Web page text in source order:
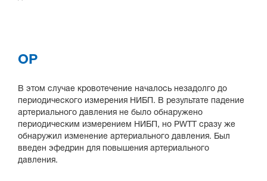
ОР
В этом случае кровотечение началось незадолго до
периодического измерения НИБП. В результате падение
артериального давления не было обнаружено
периодическим измерением НИБП, но PWTT сразу же
обнаружил изменение артериального давления. Был
введен эфедрин для повышения артериального
давления.